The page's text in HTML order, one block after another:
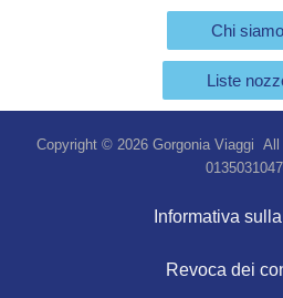
Chi siamo
Liste
Copyright © 2026 Gorgonia Viaggi
Informativa
Revoca dei